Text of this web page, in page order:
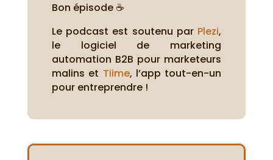
Bon épisode ☕
Le podcast est soutenu par Plezi,
le logiciel de marketing
automation B2B pour marketeurs
malins et Tiime, l’app tout-en-un
pour entreprendre !